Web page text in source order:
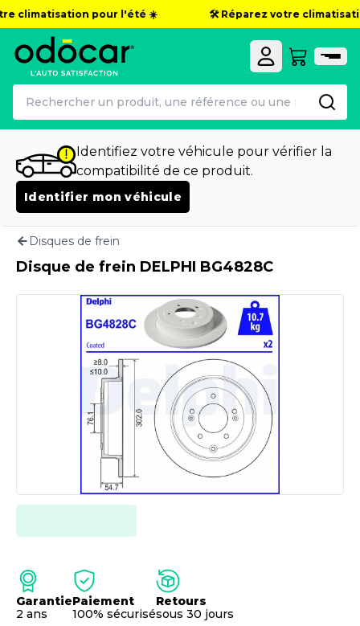
climatisation pour l'été ☀️ 🛠️ Réparez votre
Identifiez votre véhicule pour vérifier la
compatibilité de ce produit.
Identifier mon véhicule
Disques de frein
Disque de frein DELPHI BG4828C
Garantie
2 ans
Paiement
100% sécurisé
Retours
sous 30 jours